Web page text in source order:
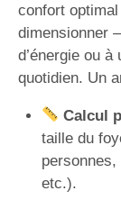
confort
dimensionner
d’énergie ou à
quotidien. Un
Calcul
taille du
etc.).